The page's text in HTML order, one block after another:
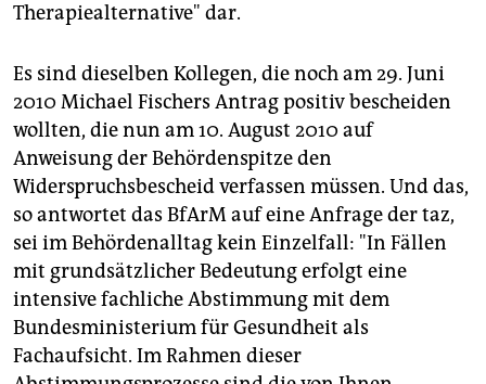
Therapiealternative" dar.
Es sind dieselben Kollegen, die noch am 29. Juni
2010 Michael Fischers Antrag positiv bescheiden
wollten, die nun am 10. August 2010 auf
Anweisung der Behördenspitze den
Widerspruchsbescheid verfassen müssen. Und das,
so antwortet das BfArM auf eine Anfrage der taz,
sei im Behördenalltag kein Einzelfall: "In Fällen
mit grundsätzlicher Bedeutung erfolgt eine
intensive fachliche Abstimmung mit dem
Bundesministerium für Gesundheit als
Fachaufsicht. Im Rahmen dieser